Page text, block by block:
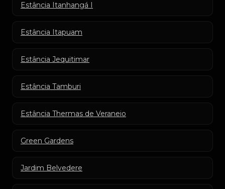
Estância Itanhangá I
Estância Itapuam
Estância Jequitimar
Estância Tamburi
Estância Thermas de Veraneio
Green Gardens
Jardim Belvedere